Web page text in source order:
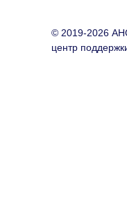
© 2019-2026
центр